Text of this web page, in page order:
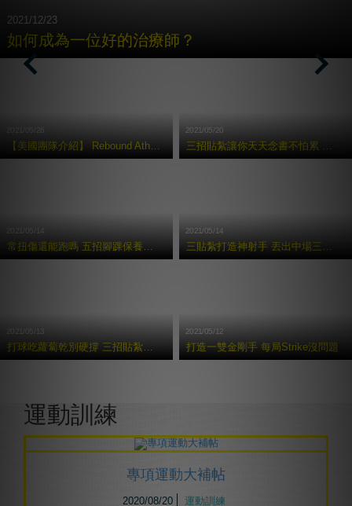
2021/12/23
如何成為⼀位好的治療師？
【美國團隊介紹】 Rebound Athletic 運動復健訓練中心
2021/05/20
三招貼紮讓你天天念書不怕累 考試都拿100 分
常扭傷還能跑嗎 五招腳踝保養術讓你享受奔馳快感
2021/05/14
三貼紮打造神射手 丟出中場三分球
2021/05/13
打球吃蘿蔔乾別硬撐 三招貼紮避免二度傷害
2021/05/12
打造一雙金剛手 每局Strike沒問題
運動訓練
專項運動大補帖
2020/08/20 運動訓練